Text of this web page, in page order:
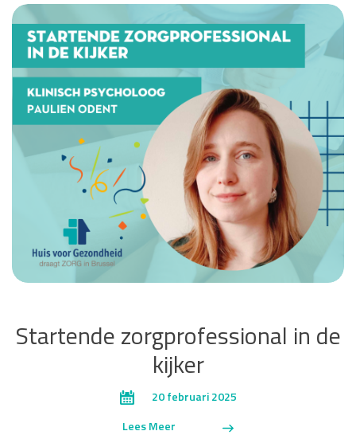
Startende zorgprofessional in de
kijker
20 februari 2025
Lees Meer